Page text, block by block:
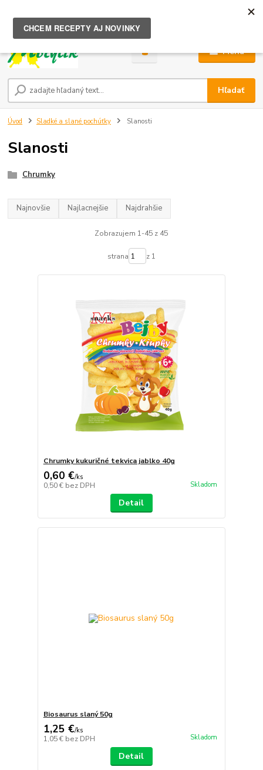
Menu
Hľadať
ks
0,00 €
Úvod Sladké a slané pochúťky Slanosti
Slanosti
Chrumky
Najnovšie Najlacnejšie Najdrahšie
Zobrazujem 1-45 z 45
strana z 1
Chrumky kukuričné tekvica jablko 40g
0,60 €/ks
0,50 € bez DPH Skladom
Detail
Biosaurus slaný 50g
1,25 €/ks
1,05 € bez DPH Skladom
Detail